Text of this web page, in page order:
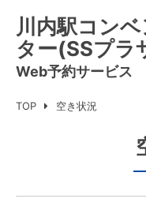
川内駅コン
ター(SSプラ
Web予約サービス
TOP 空き状況